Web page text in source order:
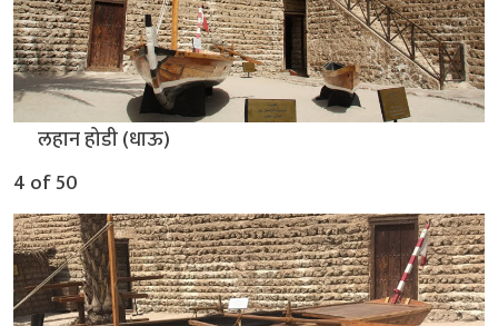
लहान होडी (धाऊ)
4 of 50